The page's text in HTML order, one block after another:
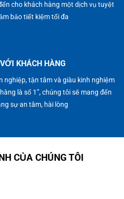
cho khách hàng một dịch vụ tuyệt
bảo tiết kiệm tối đa
KHÁCH HÀNG
nghiệp, tận tâm và giàu kinh nghiệm
là số 1”, chúng tôi sẽ mang đến
sự an tâm, hài lòng
CỦA CHÚNG TÔI